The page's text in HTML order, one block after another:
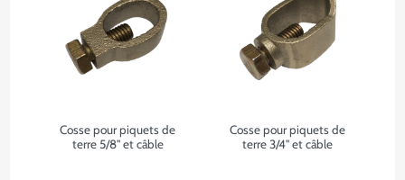
Cosse pour piquets de
terre 5/8" et câble
Cosse pour piquets de
terre 3/4" et câble